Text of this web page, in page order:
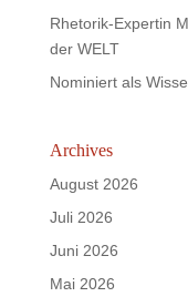
Rhetorik-Expertin
der WELT
Nominiert als
Archives
August 2026
Juli 2026
Juni 2026
Mai 2026